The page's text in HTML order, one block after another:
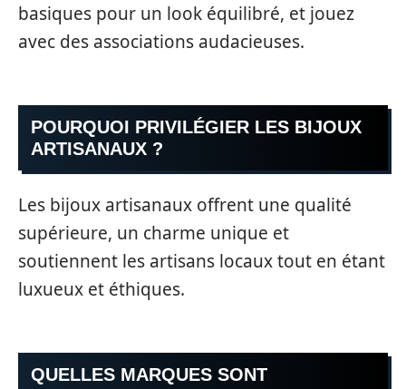
basiques pour un look équilibré, et jouez
avec des associations audacieuses.
POURQUOI PRIVILÉGIER LES BIJOUX
ARTISANAUX ?
Les bijoux artisanaux offrent une qualité
supérieure, un charme unique et
soutiennent les artisans locaux tout en étant
luxueux et éthiques.
QUELLES MARQUES SONT